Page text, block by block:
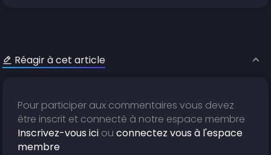
Réagir à cet article
Pour participer aux commentaires vous devez
être inscrit et connecté à notre espace membre
Inscrivez-vous ici ouconnectez vous à l'espace
membre